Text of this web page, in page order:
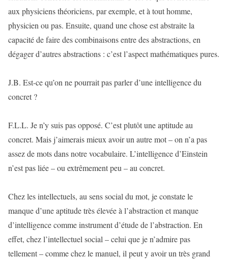
aux physiciens théoriciens, par exemple, et à tout homme,
physicien ou pas. Ensuite, quand une chose est abstraite la
capacité de faire des combinaisons entre des abstractions, en
dégager d’autres abstractions : c’est l’aspect mathématiques pures.
J.B. Est-ce qu’on ne pourrait pas parler d’une intelligence du
concret ?
F.L.L. Je n’y suis pas opposé. C’est plutôt une aptitude au
concret. Mais j’aimerais mieux avoir un autre mot – on n’a pas
assez de mots dans notre vocabulaire. L’intelligence d’Einstein
n’est pas liée – ou extrêmement peu – au concret.
Chez les intellectuels, au sens social du mot, je constate le
manque d’une aptitude très élevée à l’abstraction et manque
d’intelligence comme instrument d’étude de l’abstraction. En
effet, chez l’intellectuel social – celui que je n’admire pas
tellement – comme chez le manuel, il peut y avoir un très grand